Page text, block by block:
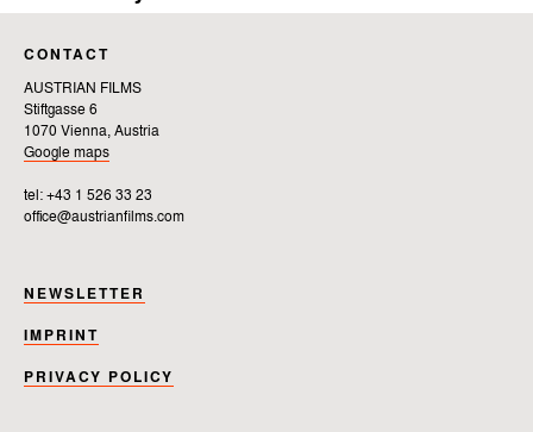
CONTACT
AUSTRIAN FILMS
Stiftgasse 6
1070 Vienna, Austria
Google maps
tel: +43 1 526 33 23
office@austrianfilms.com
NEWSLETTER
IMPRINT
PRIVACY POLICY